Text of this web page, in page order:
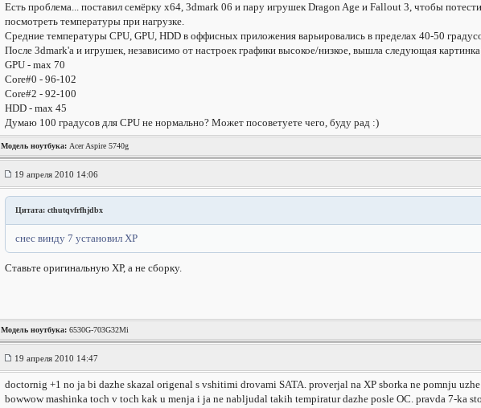
Есть проблема... поставил семёрку x64, 3dmark 06 и пару игрушек Dragon Age и Fallout 3, чтобы
посмотреть температуры при нагрузке.
Средние температуры CPU, GPU, HDD в оффисных приложения варьировались в пределах 40-50
После 3dmark'a и игрушек, независимо от настроек графики высокое/низкое, вышла следующая
GPU - max 70
Core#0 - 96-102
Core#2 - 92-100
HDD - max 45
Думаю 100 градусов для CPU не нормально? Может посоветуете чего, буду рад :)
Модель ноутбука:Acer Aspire 5740g
19 апреля 2010 14:06
Цитата: cthutqvfrfhjdbx
снес винду 7 установил ХР
Ставьте оригинальную ХР, а не сборку.
Модель ноутбука:6530G-703G32Mi
19 апреля 2010 14:47
doctornig +1 no ja bi dazhe skazal origenal s vshitimi drovami SATA. proverjal na XP sborka ne pomnju
bowwow mashinka toch v toch kak u menja i ja ne nabljudal takih tempiratur dazhe posle OC. pravda 7-ka